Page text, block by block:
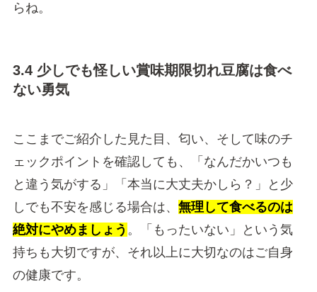
らね。
3.4 少しでも怪しい賞味期限切れ豆腐は食べ
ない勇気
ここまでご紹介した見た目、匂い、そして味のチ
ェックポイントを確認しても、「なんだかいつも
と違う気がする」「本当に大丈夫かしら？」と少
しでも不安を感じる場合は、 無理して食べるのは
絶対にやめましょう 。「もったいない」という気
持ちも大切ですが、それ以上に大切なのはご自身
の健康です。